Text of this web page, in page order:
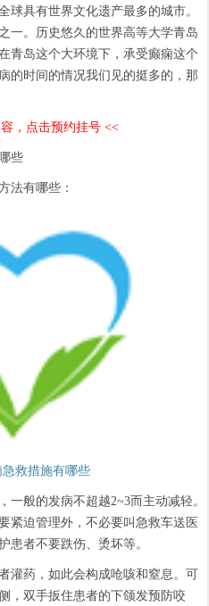
球具有世界文化遗产最多的城市。
一。历史悠久的世界高等大学青岛
青岛这个大环境下，承受癫痫这个
的时间的情况我们见的挺多的，那
，点击预约挂号 <<
些
有哪些：
救措施有哪些
般的发病不超越2~3而主动减轻。
紧迫管理外，不必要叫急救车送医
患者不要跌伤、烫坏等。
药，如此会构成呛咳和窒息。可
，双手扳住患者的下颌发预防咬